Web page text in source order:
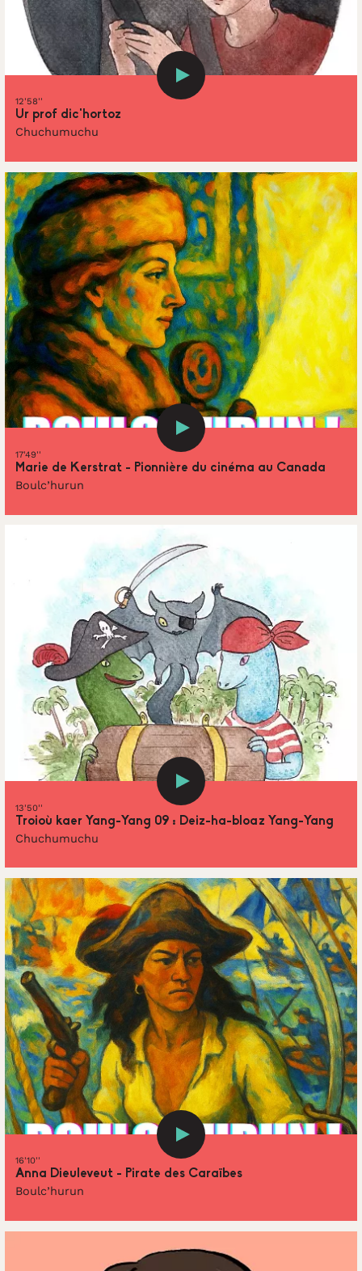
12'58''
Ur prof dic’hortoz
Chuchumuchu
17'49''
Marie de Kerstrat - Pionnière du cinéma au Canada
Boulc’hurun
13'50''
Troioù kaer Yang-Yang 09 : Deiz-ha-bloaz Yang-Yang
Chuchumuchu
16'10''
Anna Dieuleveut - Pirate des Caraïbes
Boulc’hurun